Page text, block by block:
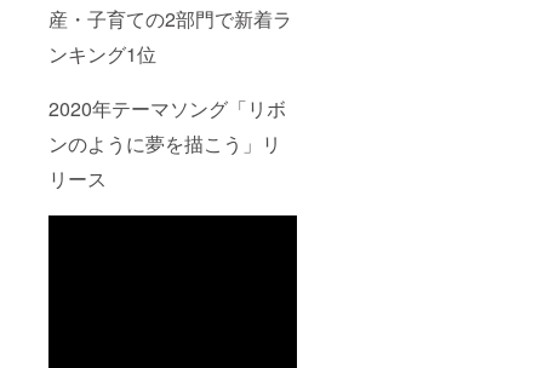
産・子育ての2部門で新着ラ
ンキング1位
2020年テーマソング「リボ
ンのように夢を描こう」リ
リース